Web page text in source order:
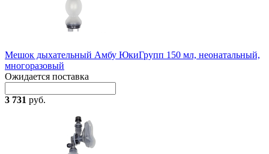
Мешок дыхательный Амбу ЮкиГрупп 150 мл, неонатальный,
многоразовый
Ожидается поставка
3 731 руб.